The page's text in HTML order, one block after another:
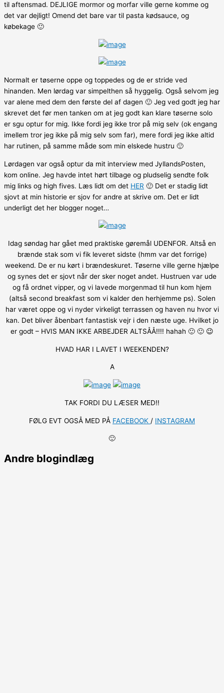
til aftensmad. DEJLIGE mormor og morfar ville gerne komme og
det var dejligt! Omend det bare var til pasta kødsauce, og
købekage 🙂
Normalt er tøserne oppe og toppedes og de er stride ved
hinanden. Men lørdag var simpelthen så hyggelig. Også selvom jeg
var alene med dem den første del af dagen 🙂 Jeg ved godt jeg har
skrevet det før men tanken om at jeg godt kan klare tøserne solo
er sgu optur for mig. Ikke fordi jeg ikke tror på mig selv (ok engang
imellem tror jeg ikke på mig selv som far), mere fordi jeg ikke altid
har rutinen, på samme måde som min elskede hustru 🙂
Lørdagen var også optur da mit interview med JyllandsPosten,
kom online. Jeg havde intet hørt tilbage og pludselig sendte folk
mig links og high fives. Læs lidt om det HER 🙂 Det er stadig lidt
sjovt at min historie er sjov for andre at skrive om. Det er lidt
underligt det her blogger noget…
Idag søndag har gået med praktiske gøremål UDENFOR. Altså en
brænde stak som vi fik leveret sidste (hmm var det forrige)
weekend. De er nu kørt i brændeskuret. Tøserne ville gerne hjælpe
og synes det er sjovt når der sker noget andet. Hustruen var ude
og få ordnet vipper, og vi lavede morgenmad til hun kom hjem
(altså second breakfast som vi kalder den herhjemme ps). Solen
har været oppe og vi nyder virkeligt terrassen og haven nu hvor vi
kan. Det bliver åbenbart fantastisk vejr i den næste uge. Hvilket jo
er godt – HVIS MAN IKKE ARBEJDER ALTSÅÅ!!!! hahah 🙂 🙂 😉
HVAD HAR I LAVET I WEEKENDEN?
A
TAK FORDI DU LÆSER MED!!
FØLG EVT OGSÅ MED PÅ FACEBOOK / INSTAGRAM
🙂
Andre blogindlæg